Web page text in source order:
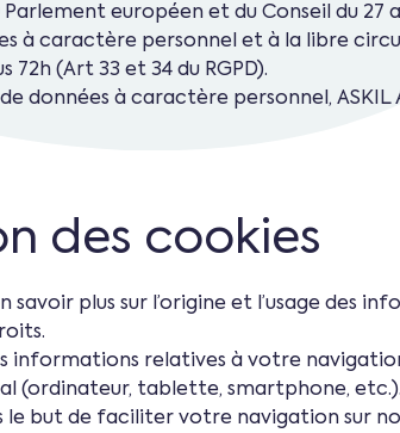
européen et du Conseil du
à caractère personnel et à la libre
(Art 33 et 34 du RGPD).
données à caractère personnel, ASKIL
des cookies
savoir plus sur l’origine et l’usage des
informations relatives à votre
(ordinateur, tablette, smartphone, etc.).
le but de faciliter votre navigation sur